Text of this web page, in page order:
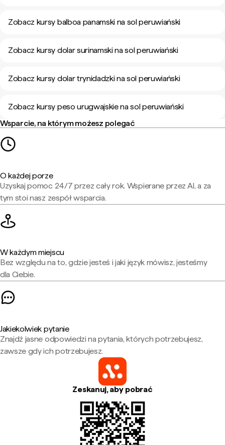
Zobacz kursy balboa panamski na sol peruwiański
Zobacz kursy dolar surinamski na sol peruwiański
Zobacz kursy dolar trynidadzki na sol peruwiański
Zobacz kursy peso urugwajskie na sol peruwiański
Wsparcie, na którym możesz polegać
O każdej porze
Uzyskaj pomoc 24/7 przez cały rok. Wspierane przez AI, a za
tym stoi nasz zespół wsparcia.
W każdym miejscu
Bez względu na to, gdzie jesteś i jaki język mówisz, jesteśmy
dla Ciebie.
Jakiekolwiek pytanie
Znajdź jasne odpowiedzi na pytania, których potrzebujesz,
zawsze gdy ich potrzebujesz.
Zeskanuj, aby pobrać